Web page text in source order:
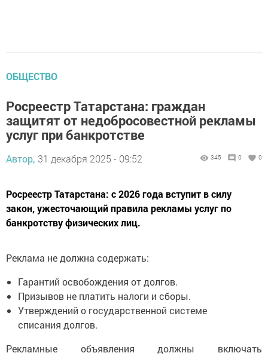
ОБЩЕСТВО
Росреестр Татарстана: граждан
защитят от недобросовестной рекламы
услуг при банкротстве
Автор, 31 декабря 2025 - 09:52 345 0 0
Росреестр Татарстана: с 2026 года вступит в силу
закон, ужесточающий правила рекламы услуг по
банкротству физических лиц.
Реклама не должна содержать:
Гарантий освобождения от долгов.
Призывов не платить налоги и сборы.
Утверждений о государственной системе
списания долгов.
Рекламные объявления должны включать